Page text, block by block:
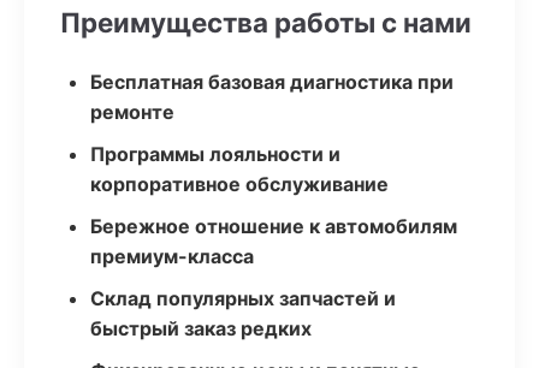
Преимущества работы с нами
Бесплатная базовая диагностика при
ремонте
Программы лояльности и
корпоративное обслуживание
Бережное отношение к автомобилям
премиум-класса
Склад популярных запчастей и
быстрый заказ редких